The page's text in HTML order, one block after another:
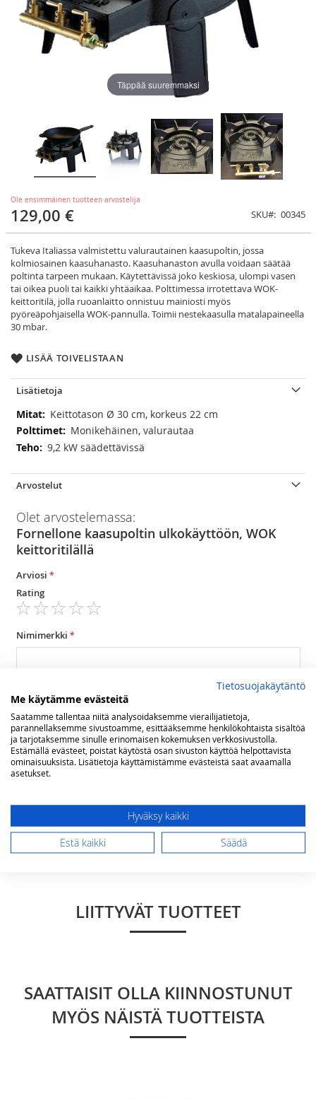
Ole ensimmäinen tuotteen arvostelija
129,00 € SKU 00345
Tukeva Italiassa valmistettu valurautainen kaasupoltin, jossa
kolmiosainen kaasuhanasto. Kaasuhanaston avulla voidaan säätää
poltinta tarpeen mukaan. Käytettävissä joko keskiosa, ulompi vasen
tai oikea puoli tai kaikki yhtäaikaa. Polttimessa irrotettava WOK-
keittoritilä, jolla ruoanlaitto onnistuu mainiosti myös
pyöreäpohjaisella WOK-pannulla. Toimii nestekaasulla matalapaineella
30 mbar.
LISÄÄ TOIVELISTAAN
Täppää suuremmaksi
Lisätietoja
LisätietojaKeittotason Ø 30 cm, korkeus 22 cm
Monikehäinen, valurautaa
9,2 kW säädettävissä
Arvostelut
Olet arvostelemassa:
Fornellone kaasupoltin ulkokäyttöön, WOK
keittoritilällä
Arviosi
Rating
star
stars
stars
stars
stars
Nimimerkki
Arvostelu
LIITTYVÄT TUOTTEET
SAATTAISIT OLLA KIINNOSTUNUT
MYÖS NÄISTÄ TUOTTEISTA
Tietosuojakäytäntö
Me käytämme evästeitä
Saatamme tallentaa niitä analysoidaksemme vierailijatietoja,
parannellaksemme sivustoamme, esittääksemme henkilökohtaista sisältöä
ja tarjotaksemme sinulle erinomaisen kokemuksen verkkosivustolla.
Estämällä evästeet, poistat käytöstä osan sivuston käyttöä helpottavista
ominaisuuksista. Lisätietoja käyttämistämme evästeistä saat avaamalla
asetukset.
Hyväksy kaikki
Estä kaikki Säädä